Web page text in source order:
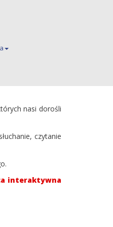
nasi dorośli
czytanie
interaktywna